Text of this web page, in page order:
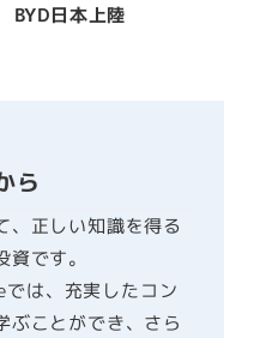
BYD日本上陸
ら
、正しい知識を得る
です。
は、充実したコン
ぶことができ、さら